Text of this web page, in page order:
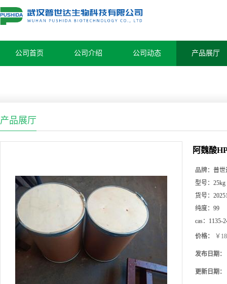
公司首页 公司介绍 公司动态 产品展厅
产品展厅
阿魏酸
品牌： 普世
型号： 25kg
货号：
纯度： 99
cas： 1135-
价格： ￥
发布日期：
更新日期：